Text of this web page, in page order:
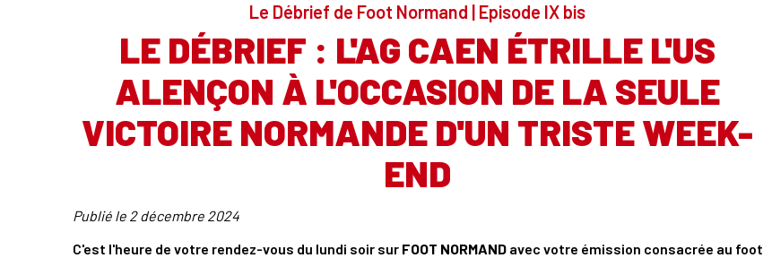
Le Débrief de Foot Normand | Episode IX bis
LE DÉBRIEF : L'AG CAEN ÉTRILLE L'US
ALENÇON À L'OCCASION DE LA SEULE
VICTOIRE NORMANDE D'UN TRISTE WEEK-
END
Publié le 2 décembre 2024
C'est l'heure de votre rendez-vous du lundi soir sur FOOT NORMAND avec votre émission consacrée au foot